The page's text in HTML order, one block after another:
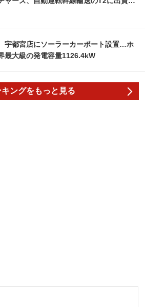
宇都宮店にソーラーカーポート設置…ホ
最大級の発電容量1126.4kW
キングをもっと見る